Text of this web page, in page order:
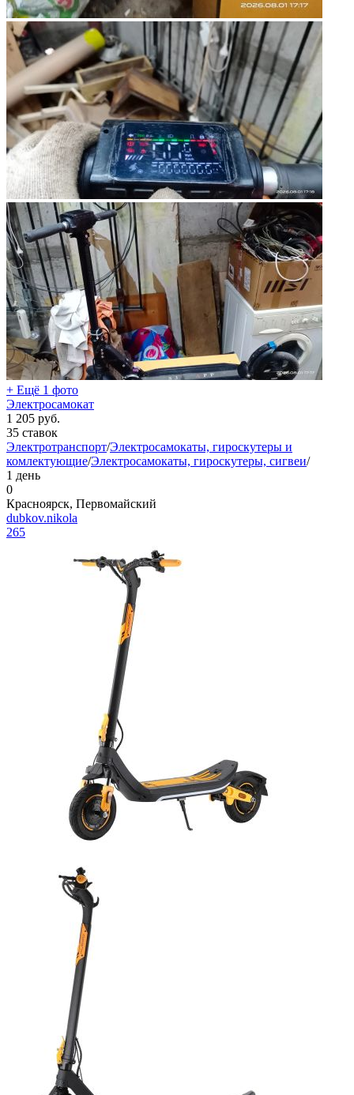
+ Ещё 1 фото
Электросамокат
1 205 руб.
35 ставок
Электротранспорт/Электросамокаты, гироскутеры и
комлектующие/Электросамокаты, гироскутеры, сигвеи/
1 день
0
Красноярск, Первомайский
dubkov.nikola
265